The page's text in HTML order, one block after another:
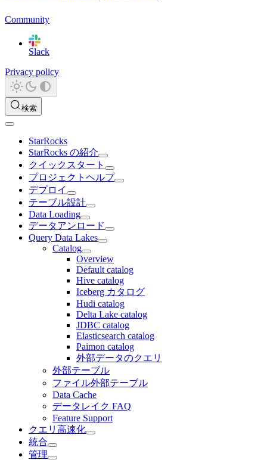
Community
Slack
Privacy policy
検索
StarRocks
StarRocks の紹介
クイックスタート
プロジェクトヘルプ
デプロイ
テーブル設計
Data Loading
データアンロード
Query Data Lakes
Catalog
Overview
Default catalog
Hive catalog
Iceberg カタログ
Hudi catalog
Delta Lake catalog
JDBC catalog
Elasticsearch catalog
Paimon catalog
外部データのクエリ
外部テーブル
ファイル外部テーブル
Data Cache
データレイク FAQ
Feature Support
クエリ高速化
統合
管理